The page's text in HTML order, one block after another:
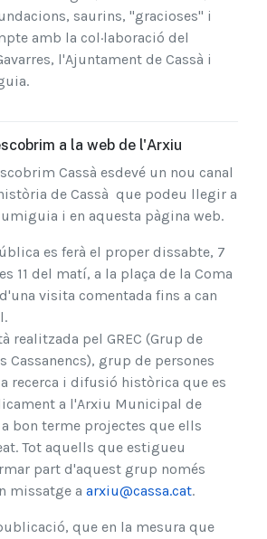
saurins, "gracioses" i
amb la col·laboració del
l'Ajuntament de Cassà i
a la web de l'Arxiu
Cassà esdevé un nou canal
de Cassà que podeu llegir a
i en aquesta pàgina web.
es ferà el proper dissabte, 7
11 del matí, a la plaça de la Coma
visita comentada fins a can
realitzada pel GREC (Grup de
Cassanencs), grup de persones
recerca i difusió històrica que es
a l'Arxiu Municipal de
bon terme projectes que ells
Tot aquells que estigueu
part d'aquest grup només
missatge a arxiu@cassa.cat.
que en la mesura que